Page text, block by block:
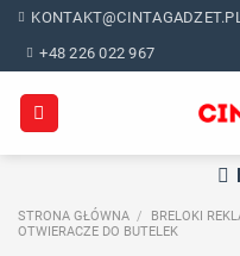
Skip
content
+48 226 022 967
STRONA GŁÓWNA / BRELOKI
OTWIERACZE DO BUTELEK